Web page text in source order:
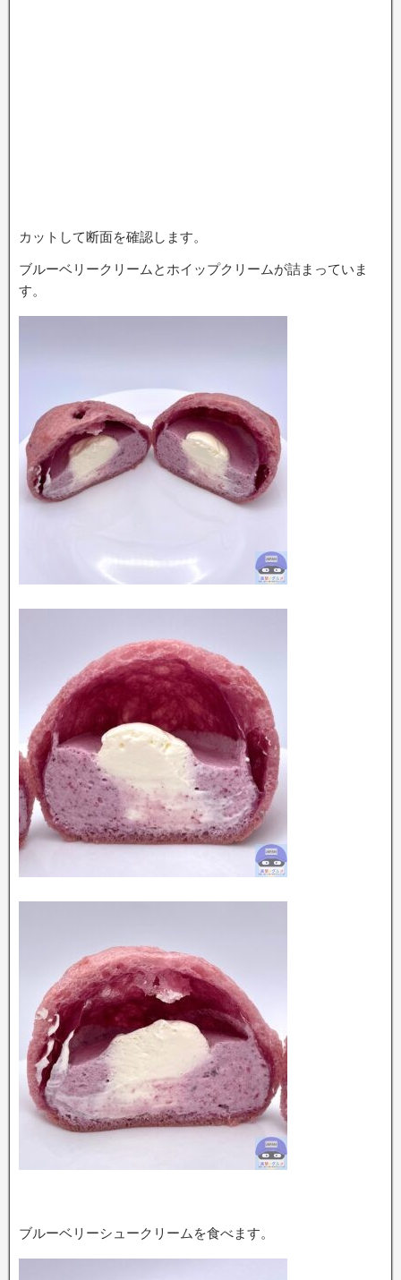
カットして断面を確認します。
ブルーベリークリームとホイップクリームが詰まっていま
す。
ブルーベリーシュークリームを食べます。